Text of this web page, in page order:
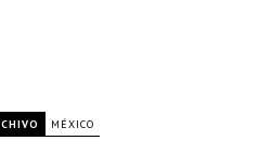
MÉXICO